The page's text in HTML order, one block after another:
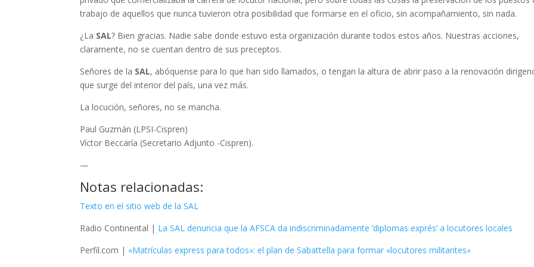
trabajo de aquellos que nunca tuvieron otra posibilidad que formarse en el oficio, sin acompañamiento, sin nada.
¿La SAL? Bien gracias. Nadie sabe donde estuvo esta organización durante todos estos años. Nuestras acciones,
claramente, no se cuentan dentro de sus preceptos.
Señores de la SAL, abóquense para lo que han sido llamados, o tengan la altura de abrir paso a la renovación
que surge del interior del país, una vez más.
La locución, señores, no se mancha.
Paul Guzmán (LPSI-Cispren)
Víctor Beccaría (Secretario Adjunto -Cispren).
—
Notas relacionadas:
Texto en el sitio web de la SAL
Radio Continental | La SAL denuncia que la AFSCA da indiscriminadamente ‘diplomas exprés’ a locutores locales
Perfil.com | «Matrículas express para todos»: el plan de Sabattella para formar «locutores militantes»